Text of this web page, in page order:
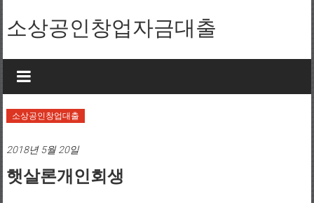
소상공인창업자금대출
소상공인창업대출
2018년 5월 20일
햇살론개인회생